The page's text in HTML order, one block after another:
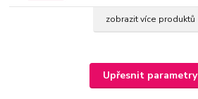
zobrazit více produktů
Upřesnit parametry